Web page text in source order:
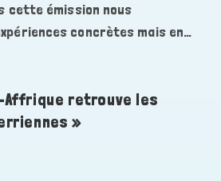
cette émission nous
concrètes mais en…
Affrique retrouve les
»